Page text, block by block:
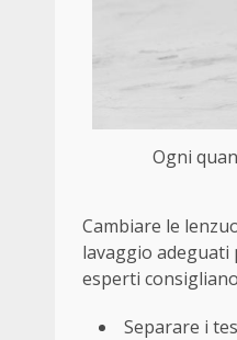
Ogni
Cambiare le
lavaggio adeguati
esperti
Separare i